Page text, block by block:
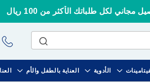
مجاني لكل طلباتك الأكثر من 100 ريال
الأدوية العناية بالطفل والأم